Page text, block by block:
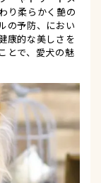
り柔らかく艶の
の予防、におい
康的な美しさを
とで、愛犬の魅